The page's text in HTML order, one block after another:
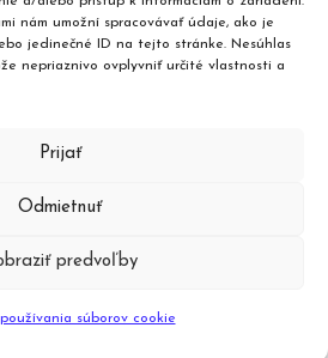
nám umožní spracovávať údaje, ako je
jedinečné ID na tejto stránke. Nesúhlas
nepriaznivo ovplyvniť určité vlastnosti a
Prijať
Odmietnuť
predvoľby
súborov cookie
byup2you.sk